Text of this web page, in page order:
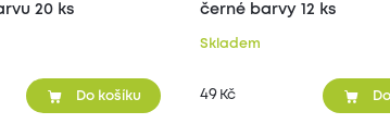
20 ks
Do košíku
černé barvy 12 ks
Skladem
49 Kč